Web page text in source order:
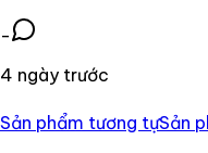
-
4 ngày trước
Sản phẩm tương tựSản